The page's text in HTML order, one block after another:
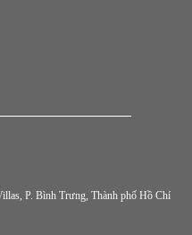
P. Bình Trưng, Thành phố Hồ Chí